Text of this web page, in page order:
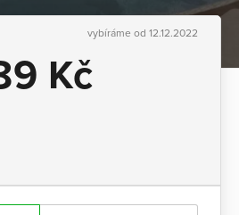
vybíráme od 12.12.2022
Kč